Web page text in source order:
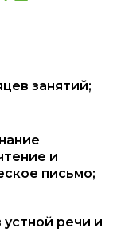
занятий;
и
письмо;
речи и